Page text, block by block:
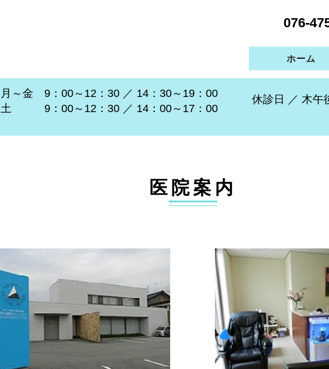
076-
ホーム
月～金 9：00～12：30 ／ 14：30～19：00
土 9：00～12：30 ／ 14：00～17：00
休診日 ／ 木午
医院案内